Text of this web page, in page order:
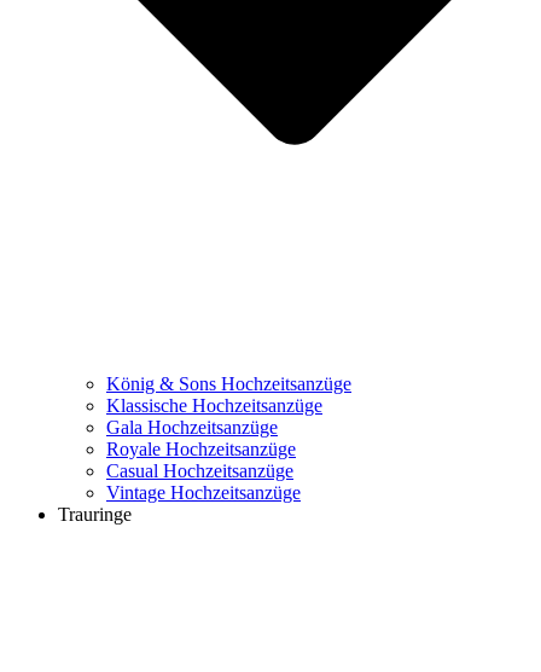
König & Sons Hochzeitsanzüge
Klassische Hochzeitsanzüge
Gala Hochzeitsanzüge
Royale Hochzeitsanzüge
Casual Hochzeitsanzüge
Vintage Hochzeitsanzüge
Trauringe